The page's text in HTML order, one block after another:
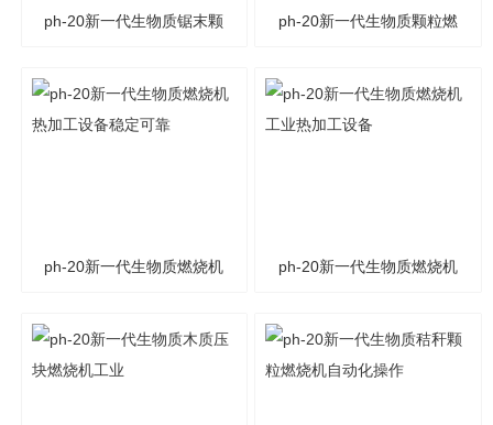
ph-20新一代生物质锯末颗 ph-20新一代生物质颗粒燃
ph-20新一代生物质燃烧机 ph-20新一代生物质燃烧机